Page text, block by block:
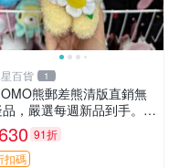
百貨 1
熊郵差熊清版直銷無
品，嚴選每週新品到手。紅
薯啵啵鮮果間 郵差熊 清版 紅
啵間91折
扣碼